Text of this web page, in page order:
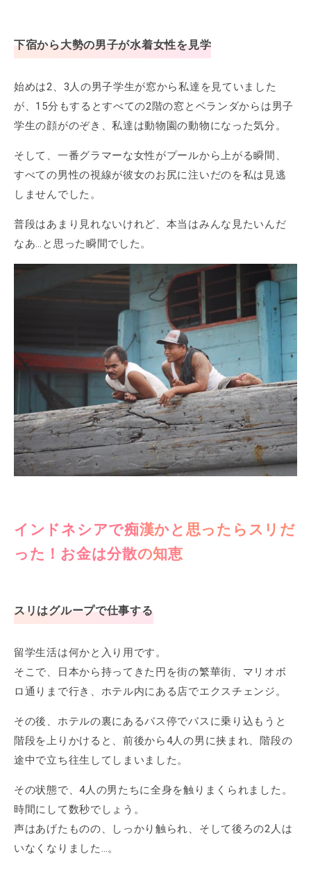
下宿から大勢の男子が水着女性を見学
始めは2、3人の男子学生が窓から私達を見ていました
が、15分もするとすべての2階の窓とベランダからは男子
学生の顔がのぞき、私達は動物園の動物になった気分。
そして、一番グラマーな女性がプールから上がる瞬間、
すべての男性の視線が彼女のお尻に注いだのを私は見逃
しませんでした。
普段はあまり見れないけれど、本当はみんな見たいんだ
なあ…と思った瞬間でした。
インドネシアで痴漢かと思ったらスリだ
った！お金は分散の知恵
スリはグループで仕事する
留学生活は何かと入り用です。
そこで、日本から持ってきた円を街の繁華街、マリオボ
ロ通りまで行き、ホテル内にある店でエクスチェンジ。
その後、ホテルの裏にあるバス停でバスに乗り込もうと
階段を上りかけると、前後から4人の男に挟まれ、階段の
途中で立ち往生してしまいました。
その状態で、4人の男たちに全身を触りまくられました。
時間にして数秒でしょう。
声はあげたものの、しっかり触られ、そして後ろの2人は
いなくなりました…。